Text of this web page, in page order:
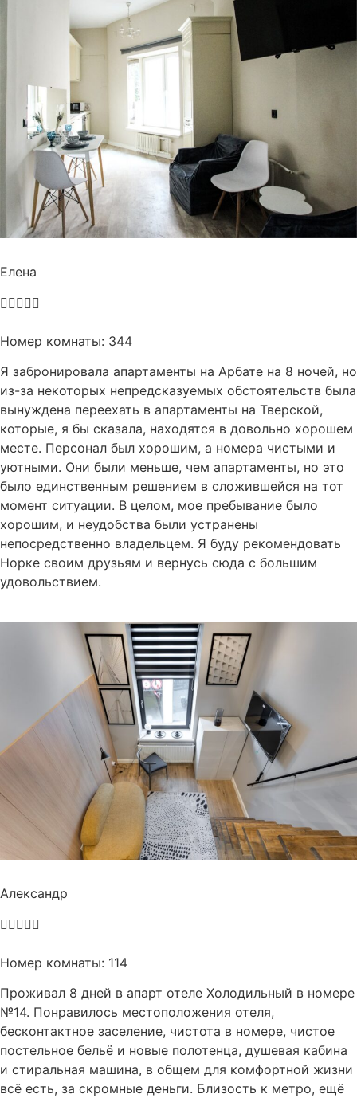
Елена

Номер комнаты: 344
Я забронировала апартаменты на Арбате на 8 ночей, но
из-за некоторых непредсказуемых обстоятельств была
вынуждена переехать в апартаменты на Тверской,
которые, я бы сказала, находятся в довольно хорошем
месте. Персонал был хорошим, а номера чистыми и
уютными. Они были меньше, чем апартаменты, но это
было единственным решением в сложившейся на тот
момент ситуации. В целом, мое пребывание было
хорошим, и неудобства были устранены
непосредственно владельцем. Я буду рекомендовать
Норке своим друзьям и вернусь сюда с большим
удовольствием.
Александр

Номер комнаты: 114
Проживал 8 дней в апарт отеле Холодильный в номере
№14. Понравилось местоположения отеля,
бесконтактное заселение, чистота в номере, чистое
постельное бельё и новые полотенца, душевая кабина
и стиральная машина, в общем для комфортной жизни
всё есть, за скромные деньги. Близость к метро, ещё